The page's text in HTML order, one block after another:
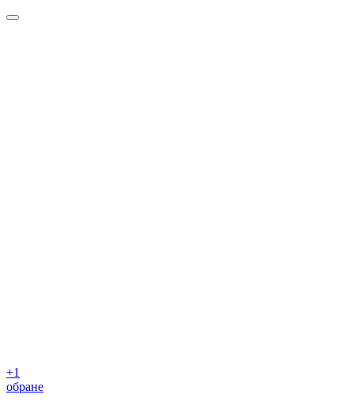
+1
обране